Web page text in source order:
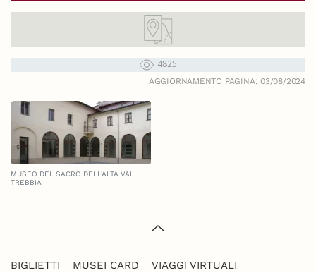
4825
AGGIORNAMENTO PAGINA: 03/08/2024
MUSEO DEL SACRO DELL'ALTA VAL
TREBBIA
BIGLIETTI MUSEI CARD VIAGGI VIRTUALI